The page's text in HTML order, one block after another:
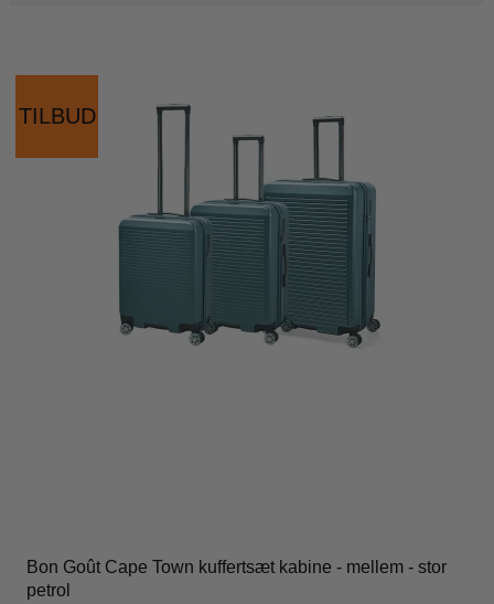
TILBUD
Bon Goût Cape Town kuffertsæt kabine - mellem - stor
petrol